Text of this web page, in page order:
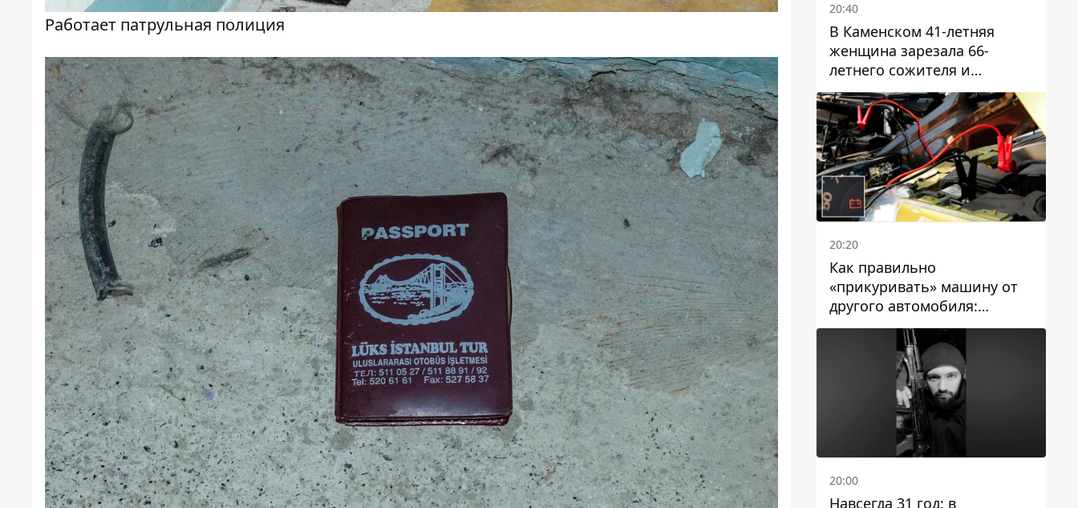
Работает патрульная полиция
20:40
В Каменском 41-летняя
женщина зарезала 66-
летнего сожителя и
пыталась обмануть
полицейских
20:20
Как правильно
«прикуривать» машину от
другого автомобиля:
инструкция для водителей
20:00
Навсегда 31 год: в